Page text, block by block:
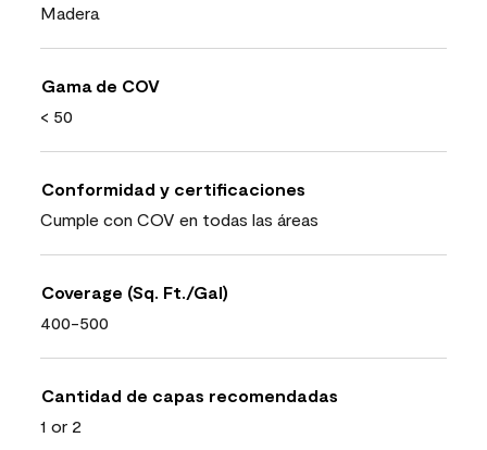
Madera
Gama de COV
< 50
Conformidad y certificaciones
Cumple con COV en todas las áreas
Coverage (Sq. Ft./Gal)
400-500
Cantidad de capas recomendadas
1 or 2